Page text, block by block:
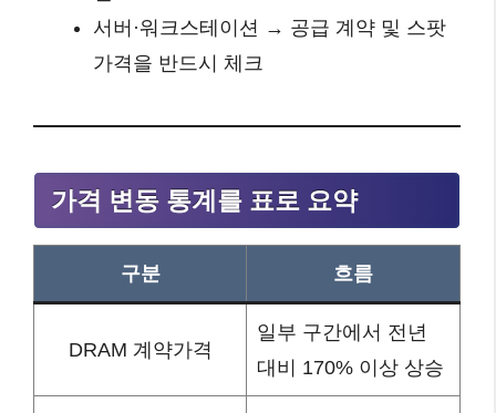
서버·워크스테이션 → 공급 계약 및 스팟
가격을 반드시 체크
가격 변동 통계를 표로 요약
구분 흐름
DRAM 계약가격
일부 구간에서 전년
대비 170% 이상 상승